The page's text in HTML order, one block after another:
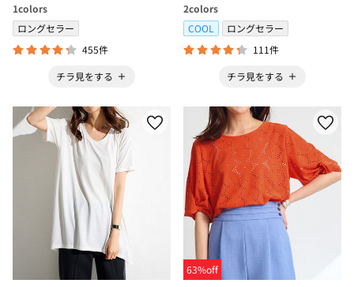
1colors
ロングセラー
455件
チラ見をする
2colors
COOL
ロングセラー
111件
チラ見をする
63%off